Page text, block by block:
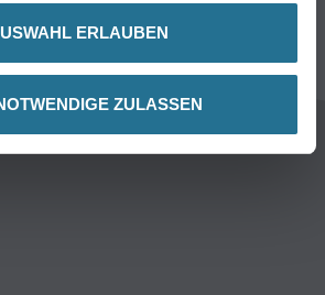
ERLAUBEN
ZULASSEN